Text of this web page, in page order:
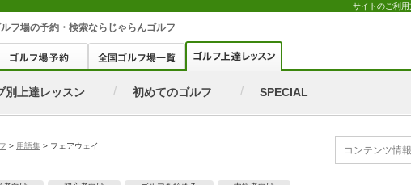
フ場の予約・検索ならじゃらんゴルフ
サイトのご利用
別上達レッスン 初めてのゴルフ SPECIAL
> 用語集 > フェアウェイ